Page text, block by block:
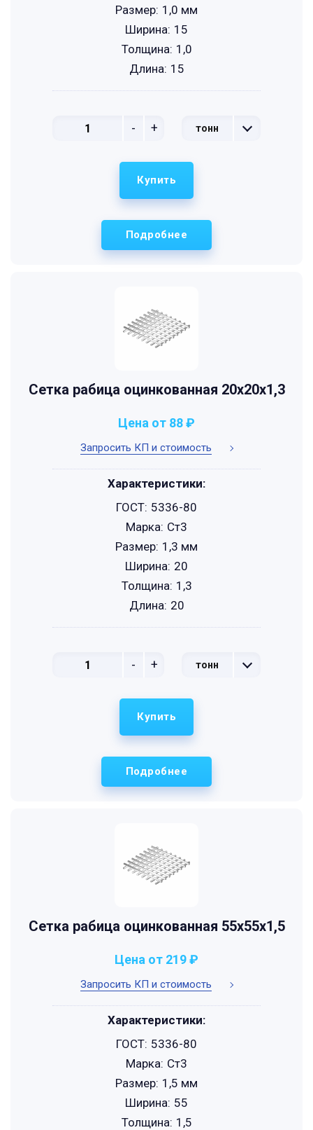
- + тонн
Размер: 1,0 мм
Ширина: 15
Толщина: 1,0
Длина: 15
Подробнее
Купить
Сетка рабица оцинкованная 20х20х1,3
Запросить КП и стоимость
Цена от 88 ₽
- + тонн
Характеристики:
ГОСТ: 5336-80
Марка: Ст3
Размер: 1,3 мм
Ширина: 20
Толщина: 1,3
Длина: 20
Подробнее
Купить
Сетка рабица оцинкованная 55х55х1,5
Запросить КП и стоимость
Цена от 219 ₽
Характеристики:
ГОСТ: 5336-80
Марка: Ст3
Размер: 1,5 мм
Ширина: 55
Толщина: 1,5